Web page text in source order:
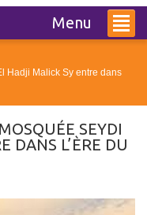
Menu
Hadji Malick Sy entre dans
SEYDI
DANS L’ÈRE DU